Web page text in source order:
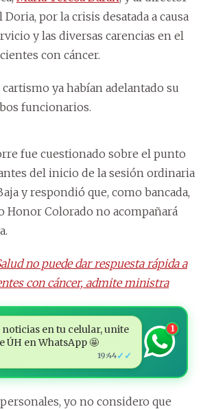
Doria, por la crisis desatada a causa
y las diversas carencias en el
con cáncer.
ya habían adelantado su
funcionarios.
fue cuestionado sobre el punto
del inicio de la sesión ordinaria
y respondió que, como bancada,
Honor Colorado no acompañará
no puede dar respuesta rápida a
con cáncer, admite ministra
noticias en tu celular, unite
ÚH en WhatsApp 🤩
19:44✓✓
1
yo no considero que